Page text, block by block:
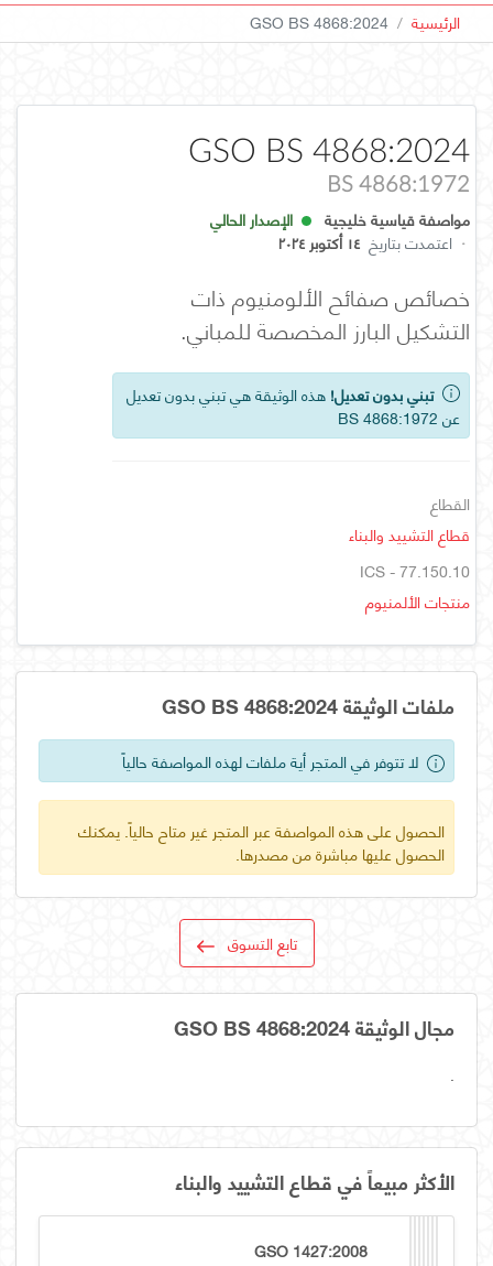
الرئيسية GSO BS 4868:2024
GSO BS 4868:2024
BS 4868:1972
مواصفة قياسية خليجية
الإصدار الحالي
· اعتمدت بتاريخ ١٤ أكتوبر ٢٠٢٤
خصائص صفائح الألومنيوم ذات
التشكيل البارز المخصصة للمباني.
تبني بدون تعديل! هذه الوثيقة هي تبني بدون تعديل
عن BS 4868:1972
القطاع
قطاع التشييد والبناء
ICS - 77.150.10
منتجات الألمنيوم
ملفات الوثيقة GSO BS 4868:2024
لا تتوفر في المتجر أية ملفات لهذه المواصفة حالياً
الحصول على هذه المواصفة عبر المتجر غير متاح حالياً. يمكنك
الحصول عليها مباشرة من مصدرها.
تابع التسوق
مجال الوثيقة GSO BS 4868:2024
.
الأكثر مبيعاً في قطاع التشييد والبناء
GSO 1427:2008